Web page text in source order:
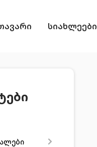
სიახლეები